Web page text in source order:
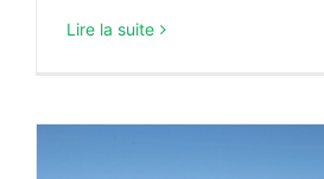
Lire la suite